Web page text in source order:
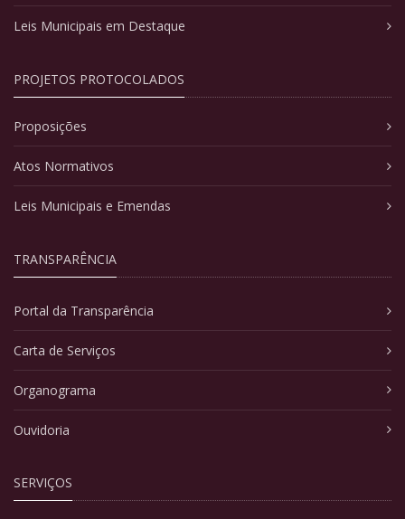
Leis Municipais em Destaque
PROJETOS PROTOCOLADOS
Proposições
Atos Normativos
Leis Municipais e Emendas
TRANSPARÊNCIA
Portal da Transparência
Carta de Serviços
Organograma
Ouvidoria
SERVIÇOS